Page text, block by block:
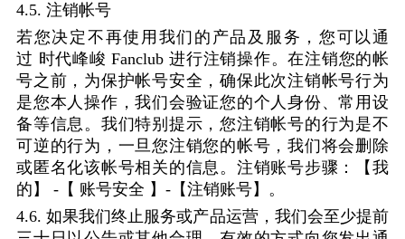
4.5. 注销帐号
若您决定不再使用我们的产品及服务，您可以通
过 时代峰峻 Fanclub 进行注销操作。在注销您的帐
号之前，为保护帐号安全，确保此次注销帐号行为
是您本人操作，我们会验证您的个人身份、常用设
备等信息。我们特别提示，您注销帐号的行为是不
可逆的行为，一旦您注销您的帐号，我们将会删除
或匿名化该帐号相关的信息。注销账号步骤：【我
的】
- 【 账号安全 】 - 【注销账号】。
4.6.如果我们终止服务或产品运营，我们会至少提前